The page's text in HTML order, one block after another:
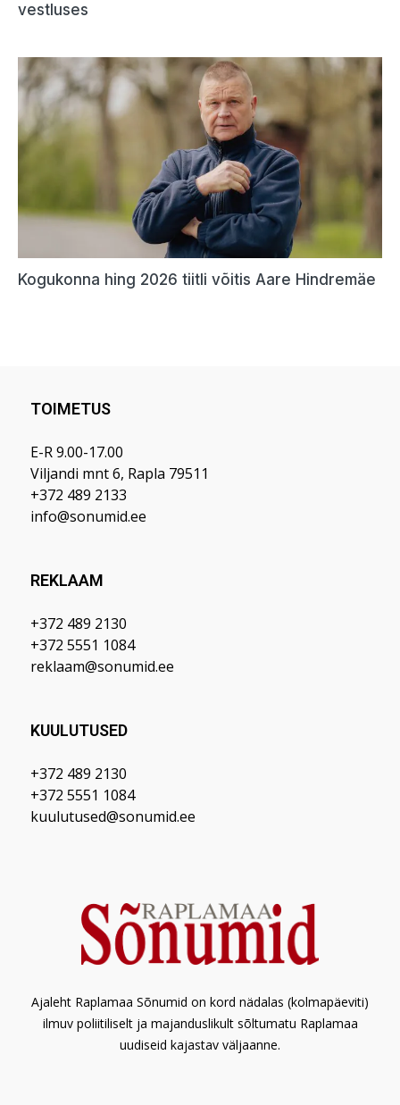
TOIMETUS
E-R 9.00-17.00
Viljandi mnt 6, Rapla 79511
+372 489 2133
info@sonumid.ee
REKLAAM
+372 489 2130
+372 5551 1084
reklaam@sonumid.ee
KUULUTUSED
+372 489 2130
+372 5551 1084
kuulutused@sonumid.ee
Ajaleht Raplamaa Sõnumid on kord nädalas (kolmapäeviti)
ilmuv poliitiliselt ja majanduslikult sõltumatu Raplamaa
uudiseid kajastav väljaanne.